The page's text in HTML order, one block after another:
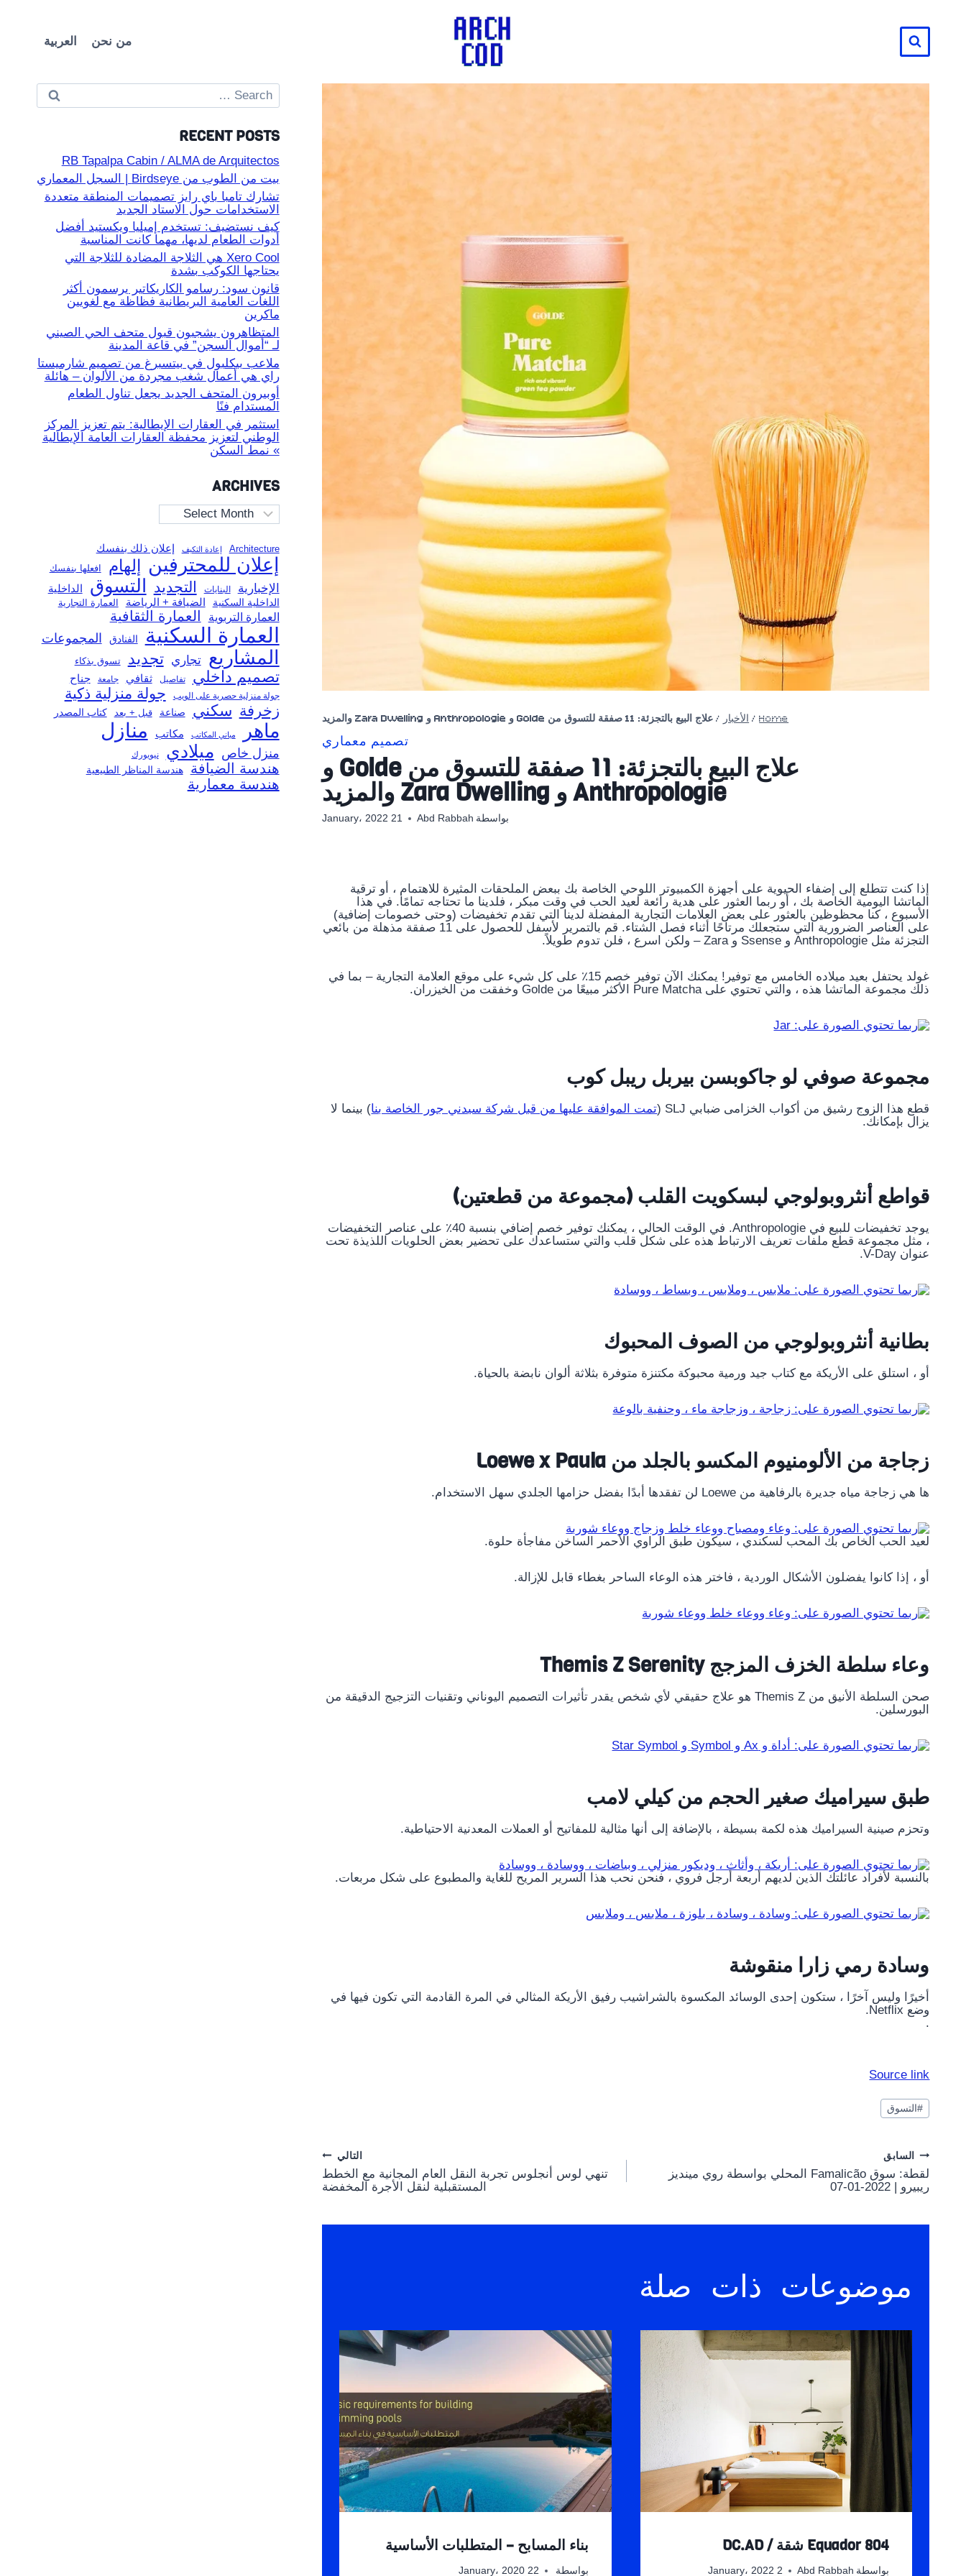
المحتوى
من نحن العربية
Home
/ الأخبار / علاج البيع بالتجزئة: 11 صفقة للتسوق من Golde و Anthropologie و Zara Dwelling والمزيد
تصميم معماري
علاج البيع بالتجزئة: 11 صفقة للتسوق من Golde و
Anthropologie و Zara Dwelling والمزيد
بواسطة Abd Rabbah 21 January، 2022
إذا كنت تتطلع إلى إضفاء الحيوية على أجهزة الكمبيوتر اللوحي الخاصة بك ببعض الملحقات المثيرة للاهتمام ، أو ترقية
الماتشا اليومية الخاصة بك ، أو ربما العثور على هدية رائعة لعيد الحب في وقت مبكر ، فلدينا ما تحتاجه تمامًا. في هذا
الأسبوع ، كنا محظوظين بالعثور على بعض العلامات التجارية المفضلة لدينا التي تقدم تخفيضات (وحتى خصومات إضافية)
على العناصر الضرورية التي ستجعلك مرتاحًا أثناء فصل الشتاء. قم بالتمرير لأسفل للحصول على 11 صفقة مذهلة من بائعي
التجزئة مثل Anthropologie و Ssense و Zara – ولكن اسرع ، فلن تدوم طويلاً.
غولد يحتفل بعيد ميلاده الخامس مع توفير! يمكنك الآن توفير خصم 15٪ على كل شيء على موقع العلامة التجارية – بما في
ذلك مجموعة الماتشا هذه ، والتي تحتوي على Pure Matcha الأكثر مبيعًا من Golde وخفقت من الخيزران.
مجموعة صوفي لو جاكوبسن بيربل ريبل كوب
قطع هذا الزوج رشيق من أكواب الخزامى ضبابي SLJ ( تمت الموافقة عليها من قبل شركة سيدني جور الخاصة بنا) بينما لا
يزال بإمكانك.
قواطع أنثروبولوجي لبسكويت القلب (مجموعة من قطعتين)
يوجد تخفيضات للبيع في Anthropologie. في الوقت الحالي ، يمكنك توفير خصم إضافي بنسبة 40٪ على عناصر التخفيضات
، مثل مجموعة قطع ملفات تعريف الارتباط هذه على شكل قلب والتي ستساعدك على تحضير بعض الحلويات اللذيذة تحت
عنوان V-Day.
بطانية أنثروبولوجي من الصوف المحبوك
أو ، استلق على الأريكة مع كتاب جيد ورمية محبوكة مكتنزة متوفرة بثلاثة ألوان نابضة بالحياة.
زجاجة من الألومنيوم المكسو بالجلد من Loewe x Paula
ها هي زجاجة مياه جديرة بالرفاهية من Loewe لن تفقدها أبدًا بفضل حزامها الجلدي سهل الاستخدام.
لعيد الحب الخاص بك المحب لسكندي ، سيكون طبق الراوي الأحمر الساخن مفاجأة حلوة.
أو ، إذا كانوا يفضلون الأشكال الوردية ، فاختر هذه الوعاء الساحر بغطاء قابل للإزالة.
وعاء سلطة الخزف المزجج Themis Z Serenity
صحن السلطة الأنيق من Themis Z هو علاج حقيقي لأي شخص يقدر تأثيرات التصميم اليوناني وتقنيات التزجيج الدقيقة من
البورسلين.
طبق سيراميك صغير الحجم من كيلي لامب
وتحزم صينية السيراميك هذه لكمة بسيطة ، بالإضافة إلى أنها مثالية للمفاتيح أو العملات المعدنية الاحتياطية.
بالنسبة لأفراد عائلتك الذين لديهم أربعة أرجل فروي ، فنحن نحب هذا السرير المريح للغاية والمطبوع على شكل مربعات.
وسادة رمي زارا منقوشة
أخيرًا وليس آخرًا ، ستكون إحدى الوسائد المكسوة بالشراشيب رفيق الأريكة المثالي في المرة القادمة التي تكون فيها في
وضع Netflix.
.
Source link
وسوم
المقال:
#التسوق
Post
navigation
السابق
لقطة: سوق Famalicão المحلي بواسطة روي مينديز
ريبيرو | 2022-01-07
التالي
تنهي لوس أنجلوس تجربة النقل العام المجانية مع الخطط
المستقبلية لنقل الأجرة المخفضة
موضوعات ذات صلة
Equador 804 شقة / DC.AD
بواسطة Abd Rabbah 2 January، 2022
بناء المسابح – المتطلبات الأساسية
بواسطة 22 January، 2020
Search
for:
RECENT POSTS
RB Tapalpa Cabin / ALMA de Arquitectos
بيت من الطوب من Birdseye | السجل المعماري
تشارك تامبا باي رايز تصميمات المنطقة متعددة
الاستخدامات حول الاستاد الجديد
كيف نستضيف: تستخدم إميليا ويكستيد أفضل
أدوات الطعام لديها، مهما كانت المناسبة
Xero Cool هي الثلاجة المضادة للثلاجة التي
يحتاجها الكوكب بشدة
قانون سود: رسامو الكاريكاتير يرسمون أكثر
اللغات العامية البريطانية فظاظة مع لغويين
ماكرين
المتظاهرون يشجبون قبول متحف الحي الصيني
لـ “أموال السجن” في قاعة المدينة
ملاعب بيكلبول في بيتسبرغ من تصميم شارميستا
راي هي أعمال شغب مجردة من الألوان – هائلة
أوبيرون المتحف الجديد يجعل تناول الطعام
المستدام فنًا
استثمر في العقارات الإيطالية: يتم تعزيز المركز
الوطني لتعزيز محفظة العقارات العامة الإيطالية
» نمط السكن
ARCHIVES
Archives
Architecture إعادة التكيف إعلان ذلك بنفسك
إعلان للمحترفين إلهام افعلها بنفسك
الإخبارية البنايات التجديد التسوق الداخلية
الداخلية السكنية الضيافة + الرياضة العمارة التجارية
العمارة التربوية العمارة الثقافية
العمارة السكنية الفنادق المجموعات
المشاريع تجاري تجديد تسوق بذكاء
تصميم داخلي تفاصيل ثقافي جامعة جناح
جولة منزلية حصرية على الويب
جولة منزلية ذكية
زخرفة سكني صناعة قبل + بعد كتاب المصدر
ماهر مباني المكاتب مكاتب منازل
منزل خاص ميلادي نيويورك
هندسة الضيافة هندسة المناظر الطبيعية
هندسة معمارية